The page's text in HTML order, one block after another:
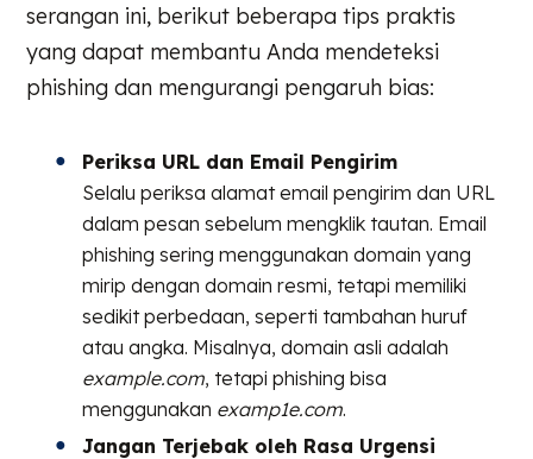
serangan ini, berikut beberapa tips praktis
yang dapat membantu Anda mendeteksi
phishing dan mengurangi pengaruh bias:
Periksa URL dan Email Pengirim
Selalu periksa alamat email pengirim dan URL
dalam pesan sebelum mengklik tautan. Email
phishing sering menggunakan domain yang
mirip dengan domain resmi, tetapi memiliki
sedikit perbedaan, seperti tambahan huruf
atau angka. Misalnya, domain asli adalah
example.com, tetapi phishing bisa
menggunakan examp1e.com.
Jangan Terjebak oleh Rasa Urgensi